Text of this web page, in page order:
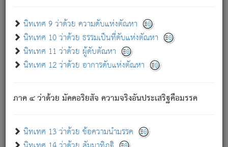
นิทเทศ 9 ว่าด้วย ความดับแห่งตัณหา
นิทเทศ 10 ว่าด้วย ธรรมเป็นที่ดับแห่งตัณหา
นิทเทศ 11 ว่าด้วย ผู้ดับตัณหา
นิทเทศ 12 ว่าด้วย อาการดับแห่งตัณหา
ภาค ๔ ว่าด้วย มัคคอริยสัจ ความจริงอันประเสริฐคือมรรค
นิทเทศ 13 ว่าด้วย ข้อความนำมรรค
- อุ.ขุ. ๒๕/๑๒๑/๘๔.
(ข้อความนี้ เป็นพระพุทธอุทานที่ทรงเปล่งออก ที่โคนต้นโพธิ์
เป็นที่ตรัสรู้ เมื่อตรัสรู้แล้วได้ 7 วัน)
เกี่ยวกับธรรมโฆษณ์ออนไลน์ (Disclaimer)
แม้ระบบ "ธรรมโฆษณ์ออนไลน์" พยายามปรับปรุงข้อมูลให้ถูกต้องมากที่สุด